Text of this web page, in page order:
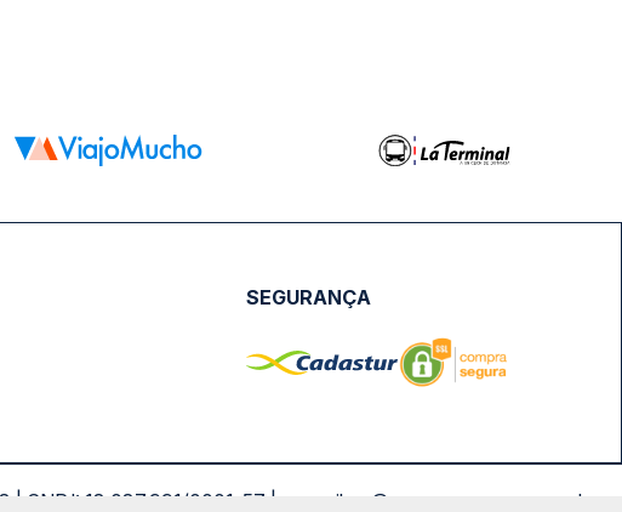
SEGURANÇA
CNPJ: 18.087.991/0001-57 | saconibus@queropassagem.com.br